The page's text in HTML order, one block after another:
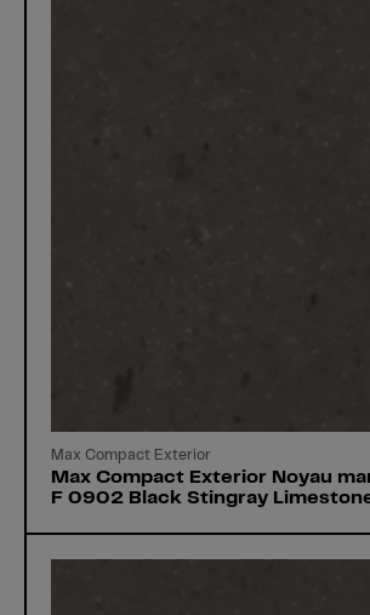
Max Compact Exterior
Max Compact Exterior Noyau
F 0902 Black Stingray